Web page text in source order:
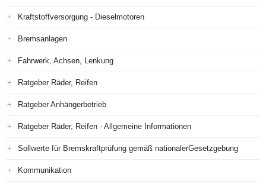
Kraftstoffversorgung - Dieselmotoren
Bremsanlagen
Fahrwerk, Achsen, Lenkung
Ratgeber Räder, Reifen
Ratgeber Anhängerbetrieb
Ratgeber Räder, Reifen - Allgemeine Informationen
Sollwerte für Bremskraftprüfung gemäß nationalerGesetzgebung
Kommunikation